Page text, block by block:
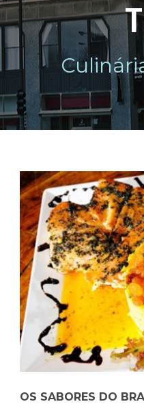
OS SABORES DO